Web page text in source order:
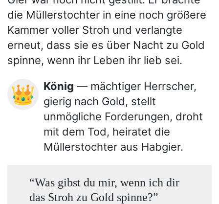
die Müllerstochter in eine noch größere
Kammer voller Stroh und verlangte
erneut, dass sie es über Nacht zu Gold
spinne, wenn ihr Leben ihr lieb sei.
👑 König — mächtiger Herrscher,
gierig nach Gold, stellt
unmögliche Forderungen, droht
mit dem Tod, heiratet die
Müllerstochter aus Habgier.
“Was gibst du mir, wenn ich dir
das Stroh zu Gold spinne?”